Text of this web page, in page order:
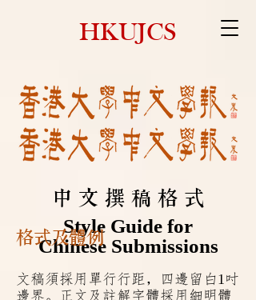
HKUJCS
Chinese Submissions
中 文 撰 稿 格 式
Style Guide for
格式及體例
文稿須採用單行行距，四邊留白1吋
邊界。正文及註解字體採用細明體